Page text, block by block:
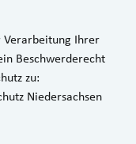
Verarbeitung Ihrer
Beschwerde­recht
zu:
Niedersachsen